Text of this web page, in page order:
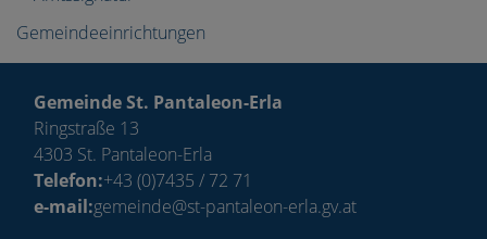
Gemeindeeinrichtungen
Gemeinde St. Pantaleon-Erla
Ringstraße 13
4303 St. Pantaleon-Erla
Telefon:+43 (0)7435 / 72 71
e-mail:gemeinde@st-pantaleon-erla.gv.at